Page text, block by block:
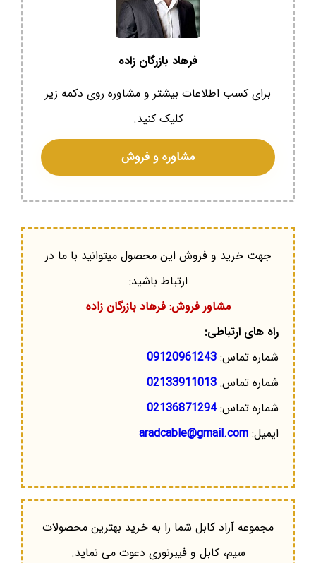
فرهاد بازرگان زاده
برای کسب اطلاعات بیشتر و مشاوره روی دکمه زیر
کلیک کنید.
مشاوره و فروش
جهت خرید و فروش این محصول میتوانید با ما در
ارتباط باشید:
مشاور فروش: فرهاد بازرگان زاده
راه های ارتباطی:
شماره تماس: 09120961243
شماره تماس: 02133911013
شماره تماس:02136871294
ایمیل: aradcable@gmail.com
مجموعه آراد کابل شما را به خرید بهترین محصولات
سیم، کابل و فیبرنوری دعوت می نماید.